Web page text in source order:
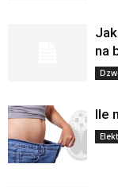
na
Ile